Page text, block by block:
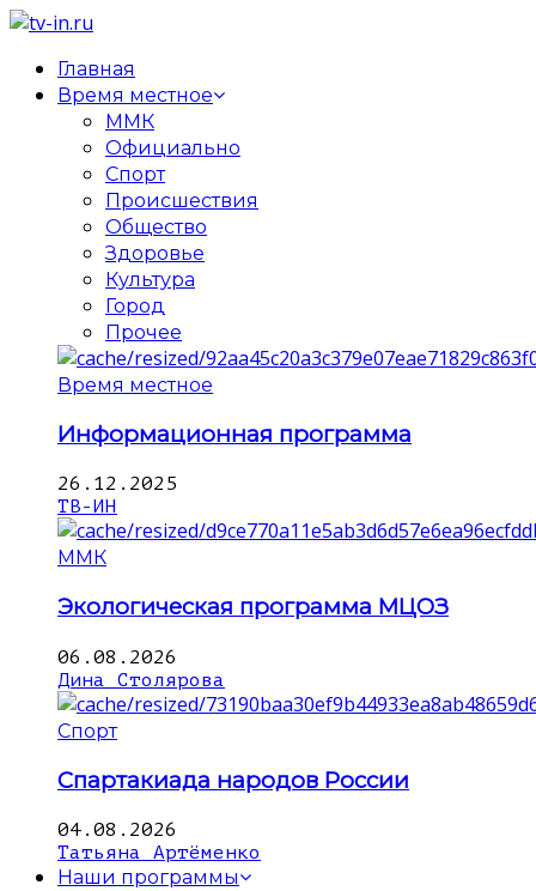
Главная
Время местное
ММК
Официально
Спорт
Происшествия
Общество
Здоровье
Культура
Город
Прочее
Время местное
Информационная программа
26.12.2025
ТВ-ИН
ММК
Экологическая программа МЦОЗ
06.08.2026
Дина Столярова
Спорт
Спартакиада народов России
04.08.2026
Татьяна Артёменко
Наши программы